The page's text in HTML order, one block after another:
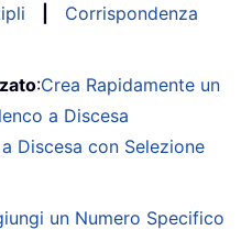
Corrispondenza
:Crea Rapidamente un
a Discesa
Discesa con Selezione
un Numero Specifico